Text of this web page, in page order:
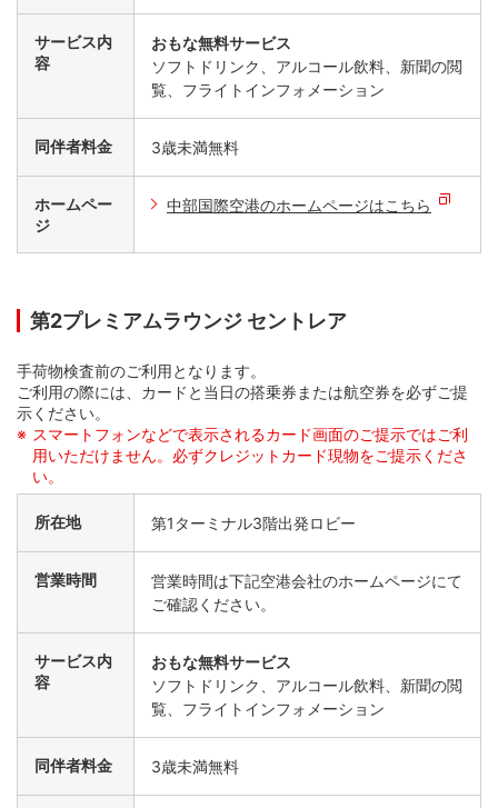
サービス内
容
おもな無料サービス
ソフトドリンク、アルコール飲料、新聞の閲
覧、フライトインフォメーション
同伴者料金 3歳未満無料
ホームペー
ジ
中部国際空港のホームページはこちら
第2プレミアムラウンジ セントレア
手荷物検査前のご利用となります。
ご利用の際には、カードと当日の搭乗券または航空券を必ずご提
示ください。
スマートフォンなどで表示されるカード画面のご提示ではご利
用いただけません。必ずクレジットカード現物をご提示くださ
い。
所在地 第1ターミナル3階出発ロビー
営業時間
営業時間は下記空港会社のホームページにて
ご確認ください。
サービス内
容
おもな無料サービス
ソフトドリンク、アルコール飲料、新聞の閲
覧、フライトインフォメーション
同伴者料金 3歳未満無料